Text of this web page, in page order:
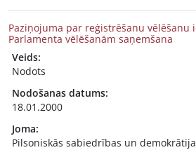
Paziņojuma par reģistrēšanu vēlēšanu
Parlamenta vēlēšanām saņemšana
Veids:
Nodots
Nodošanas datums:
18.01.2000
Joma:
Pilsoniskās sabiedrības un